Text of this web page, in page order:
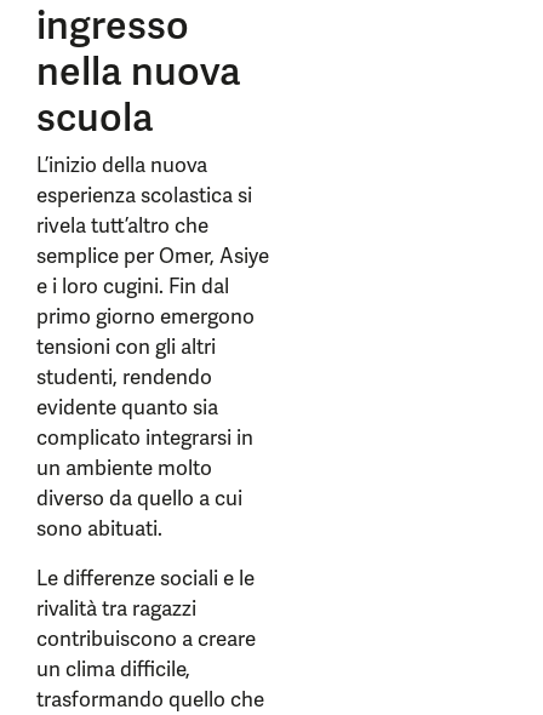
ingresso
nella nuova
scuola
L’inizio della nuova
esperienza scolastica si
rivela tutt’altro che
semplice per Omer, Asiye
e i loro cugini. Fin dal
primo giorno emergono
tensioni con gli altri
studenti, rendendo
evidente quanto sia
complicato integrarsi in
un ambiente molto
diverso da quello a cui
sono abituati.
Le differenze sociali e le
rivalità tra ragazzi
contribuiscono a creare
un clima difficile,
trasformando quello che